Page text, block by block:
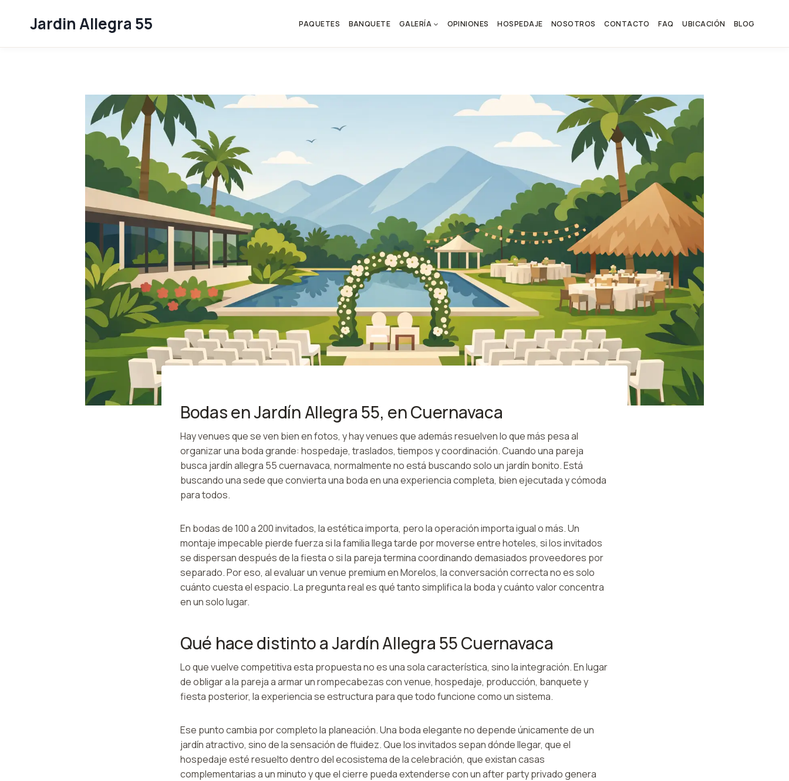
Jardin Allegra 55 PAQUETES BANQUETE GALERÍA OPINIONES HOSPEDAJE NOSOTROS CONTACTO FAQ UBICACIÓN BLOG
Bodas en Jardín Allegra 55, en Cuernavaca
Hay venues que se ven bien en fotos, y hay venues que además resuelven lo que más pesa al
organizar una boda grande: hospedaje, traslados, tiempos y coordinación. Cuando una pareja
busca jardín allegra 55 cuernavaca, normalmente no está buscando solo un jardín bonito. Está
buscando una sede que convierta una boda en una experiencia completa, bien ejecutada y cómoda
para todos.
En bodas de 100 a 200 invitados, la estética importa, pero la operación importa igual o más. Un
montaje impecable pierde fuerza si la familia llega tarde por moverse entre hoteles, si los invitados
se dispersan después de la fiesta o si la pareja termina coordinando demasiados proveedores por
separado. Por eso, al evaluar un venue premium en Morelos, la conversación correcta no es solo
cuánto cuesta el espacio. La pregunta real es qué tanto simplifica la boda y cuánto valor concentra
en un solo lugar.
Qué hace distinto a Jardín Allegra 55 Cuernavaca
Lo que vuelve competitiva esta propuesta no es una sola característica, sino la integración. En lugar
de obligar a la pareja a armar un rompecabezas con venue, hospedaje, producción, banquete y
fiesta posterior, la experiencia se estructura para que todo funcione como un sistema.
Ese punto cambia por completo la planeación. Una boda elegante no depende únicamente de un
jardín atractivo, sino de la sensación de fluidez. Que los invitados sepan dónde llegar, que el
hospedaje esté resuelto dentro del ecosistema de la celebración, que existan casas
complementarias a un minuto y que el cierre pueda extenderse con un after party privado genera